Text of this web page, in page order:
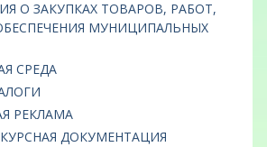
О ЗАКУПКАХ ТОВАРОВ, РАБОТ,
МУНИЦИПАЛЬНЫХ
СРЕДА
РЕКЛАМА
ДОКУМЕНТАЦИЯ